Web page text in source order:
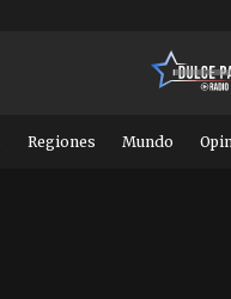
Regiones Mundo